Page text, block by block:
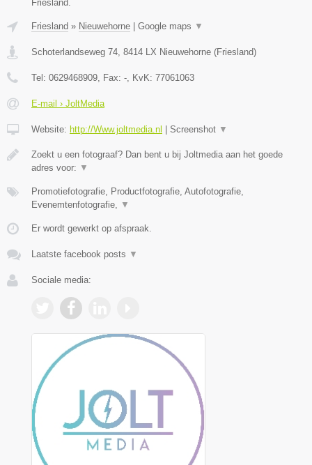
Friesland.
Friesland » Nieuwehorne | Google maps ▼
Schoterlandseweg 74 8414 LX Nieuwehorne (Friesland)
Tel: 0629468909 , Fax: - , KvK: 77061063
E-mail › JoltMedia
Website: http://Www.joltmedia.nl | Screenshot ▼
Zoekt u een fotograaf? Dan bent u bij Joltmedia aan het goede
adres voor: ▼
Promotiefotografie, Productfotografie, Autofotografie,
Evenemtenfotografie,
▼
Er wordt gewerkt op afspraak.
Laatste facebook posts ▼
Sociale media: